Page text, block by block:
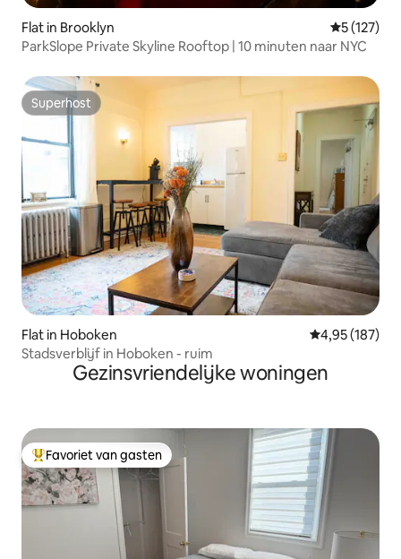
Flat in Brooklyn
5 (127)
ParkSlope Private Skyline Rooftop | 10 minuten naar NYC
Superhost
Superhost
Flat in Hoboken Gemiddelde
4,95 (187)
Stadsverblijf in Hoboken - ruim
Gezinsvriendelijke woningen
Topfavoriet van gasten
Favoriet van gasten